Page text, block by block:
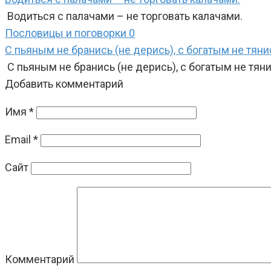
Водиться с палачами – не торговать калачами.
Пословицы и поговорки 0
С пьяным не бранись (не дерись), с богатым не
С пьяным не бранись (не дерись), с богатым не
Добавить комментарий
Имя *
Email *
Сайт
Комментарий